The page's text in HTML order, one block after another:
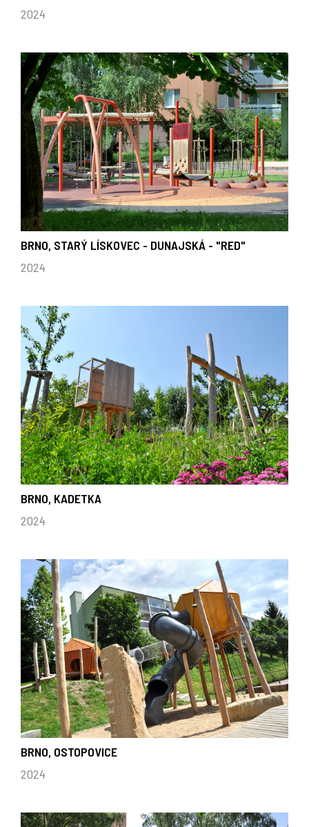
2024
BRNO, STARÝ LÍSKOVEC - DUNAJSKÁ - "RED"
2024
BRNO, KADETKA
2024
BRNO, OSTOPOVICE
2024